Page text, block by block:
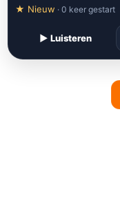
★ Nieuw · 0 keer gestart
▶ Luisteren